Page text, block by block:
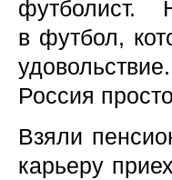
футболист.
в футбол,
Россия
Взяли
карьеру